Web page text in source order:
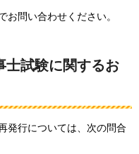
お問い合わせください。
士試験に関するお
発行については、次の問合